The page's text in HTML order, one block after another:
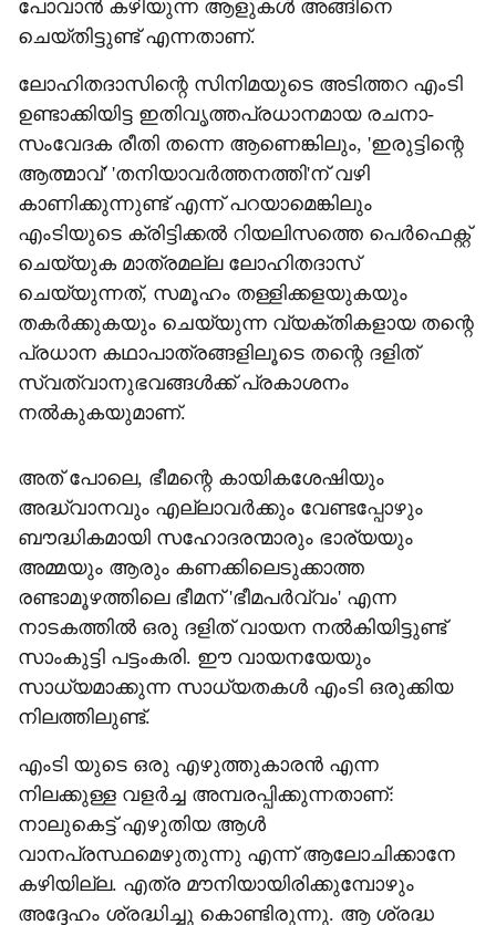
പോവാന്‍ കഴിയുന്ന ആളുകള്‍ അങ്ങിനെ
ചെയ്തിട്ടുണ്ട് എന്നതാണ്.
ലോഹിതദാസിന്റെ സിനിമയുടെ അടിത്തറ എംടി
ഉണ്ടാക്കിയിട്ട ഇതിവൃത്തപ്രധാനമായ രചനാ-
സംവേദക രീതി തന്നെ ആണെങ്കിലും, 'ഇരുട്ടിന്റെ
ആത്മാവ്' 'തനിയാവര്‍ത്തനത്തി'ന് വഴി
കാണിക്കുന്നുണ്ട് എന്ന് പറയാമെങ്കിലും
എംടിയുടെ ക്രിട്ടിക്കല്‍ റിയലിസത്തെ പെര്‍ഫെക്റ്റ്
ചെയ്യുക മാത്രമല്ല ലോഹിതദാസ്
ചെയ്യുന്നത്, സമൂഹം തള്ളിക്കളയുകയും
തകര്‍ക്കുകയും ചെയ്യുന്ന വ്യക്തികളായ തന്റെ
പ്രധാന കഥാപാത്രങ്ങളിലൂടെ തന്റെ ദളിത്
സ്വത്വാനുഭവങ്ങള്‍ക്ക് പ്രകാശനം
നല്‍കുകയുമാണ്.
അത് പോലെ, ഭീമന്റെ കായികശേഷിയും
അദ്ധ്വാനവും എല്ലാവര്‍ക്കും വേണ്ടപ്പോഴും
ബൗദ്ധികമായി സഹോദരന്മാരും ഭാര്യയും
അമ്മയും ആരും കണക്കിലെടുക്കാത്ത
രണ്ടാമൂഴത്തിലെ ഭീമന് 'ഭീമപര്‍വ്വം' എന്ന
നാടകത്തില്‍ ഒരു ദളിത് വായന നല്‍കിയിട്ടുണ്ട്
സാംകുട്ടി പട്ടംകരി. ഈ വായനയേയും
സാധ്യമാക്കുന്ന സാധ്യതകള്‍ എംടി ഒരുക്കിയ
നിലത്തിലുണ്ട്.
എംടി യുടെ ഒരു എഴുത്തുകാരന്‍ എന്ന
നിലക്കുള്ള വളര്‍ച്ച അമ്പരപ്പിക്കുന്നതാണ്:
നാലുകെട്ട് എഴുതിയ ആള്‍
വാനപ്രസ്ഥമെഴുതുന്നു എന്ന് ആലോചിക്കാനേ
കഴിയില്ല. എത്ര മൗനിയായിരിക്കുമ്പോഴും
അദ്ദേഹം ശ്രദ്ധിച്ചു കൊണ്ടിരുന്നു. ആ ശ്രദ്ധ